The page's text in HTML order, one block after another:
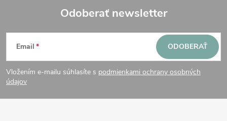
Z
á
p
Odoberať newsletter
Email
Vložením e-mailu súhlasíte s podmienkami ochrany osobných
údajov
ODOBERAŤ